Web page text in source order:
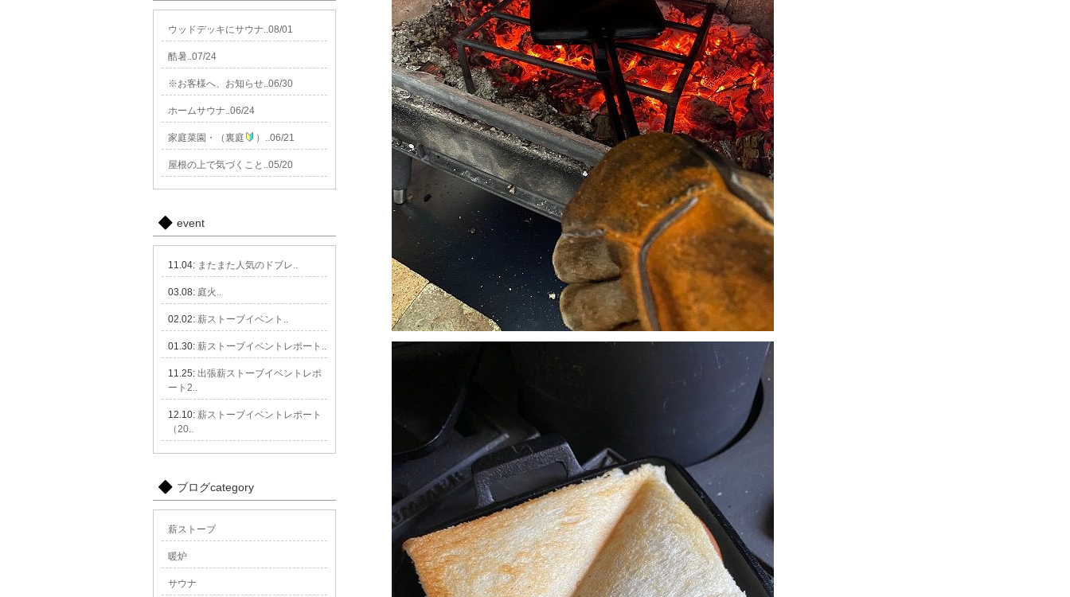
ウッドデッキにサウナ..08/01
酷暑..07/24
※お客様へ、お知らせ..06/30
ホームサウナ..06/24
家庭菜園・（裏庭 ）..06/21
屋根の上で気づくこと..05/20
event
11.04: またまた人気のドブレ..
03.08: 庭火..
02.02: 薪ストーブイベント..
01.30: 薪ストーブイベントレポート..
11.25: 出張薪ストーブイベントレポ
ート2..
12.10: 薪ストーブイベントレポート
（20..
ブログcategory
薪ストーブ
暖炉
サウナ